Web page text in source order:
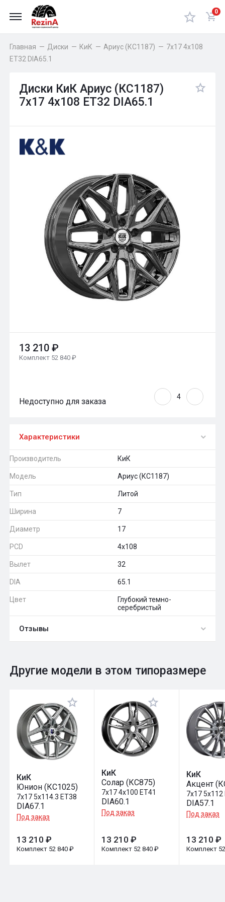
0
Главная — Диски — КиК — Ариус (КС1187) — 7x17 4x108
ET32 DIA65.1
Диски КиК Ариус (КС1187)
7x17 4x108 ET32 DIA65.1
13 210 ₽
Комплект 52 840 ₽
Недоступно для заказа
Характеристики
Производитель КиК
Модель Ариус (КС1187)
Тип Литой
Ширина 7
Диаметр 17
PCD 4x108
Вылет 32
DIA 65.1
Цвет
Глубокий темно-
серебристый
Отзывы
Оставить отзыв
Общий рейтинг 0
Другие модели в этом типоразмере
КиК
Юнион (КС1025)
7x17 5x114.3 ET38
DIA67.1
Под заказ
13 210 ₽
Комплект 52 840 ₽
КиК
Солар (КС875)
7x17 4x100 ET41
DIA60.1
Под заказ
13 210 ₽
Комплект 52 840 ₽
КиК
Акцент
7x17 5x112
DIA57.1
Под заказ
13 210 ₽
Комплект